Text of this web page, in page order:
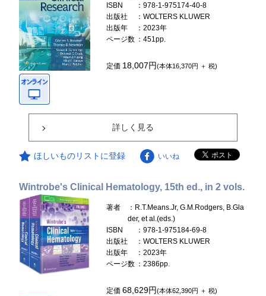
ISBN
：978-1-975174-40-8
出版社
：WOLTERS KLUWER
出版年
：2023年
ページ数 ：451pp.
定価 18,007円(本体16,370円 ＋ 税)
詳しく見る
ほしいものリストに登録 いいね
Wintrobe's Clinical Hematology, 15th ed., in 2 vols.
著者
：R.T.Means.Jr, G.M.Rodgers, B.Gla
der, et al.(eds.)
ISBN
：978-1-975184-69-8
出版社
：WOLTERS KLUWER
出版年
：2023年
ページ数 ：2386pp.
定価68,629円(本体62,390円 ＋ 税)